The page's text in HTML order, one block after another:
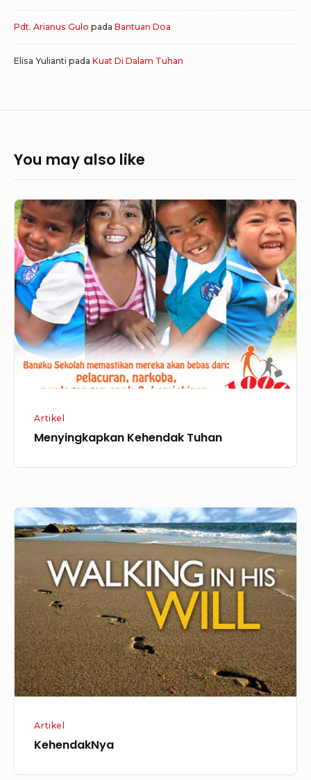
Pdt. Arianus Gulo pada Bantuan Doa
Elisa Yulianti pada Kuat Di Dalam Tuhan
You may also like
Menyingkapkan
Kehendak
Tuhan
Artikel
Menyingkapkan Kehendak Tuhan
KehendakNya
Artikel
KehendakNya